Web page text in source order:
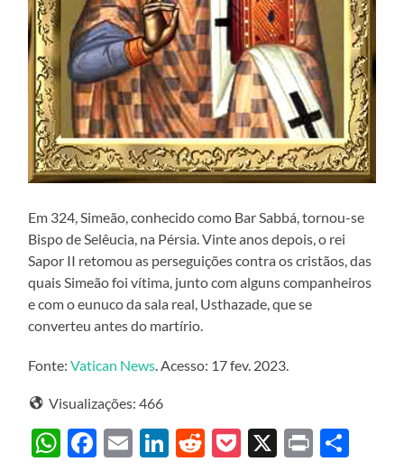
Em 324, Simeão, conhecido como Bar Sabbá, tornou-se
Bispo de Selêucia, na Pérsia. Vinte anos depois, o rei
Sapor II retomou as perseguições contra os cristãos, das
quais Simeão foi vítima, junto com alguns companheiros
e com o eunuco da sala real, Usthazade, que se
converteu antes do martírio.
Fonte:Vatican News. Acesso: 17 fev. 2023.
Visualizações: 466
WhatsApp
Facebook
EmailLinkedIn
Reddit
Pocket
X Print